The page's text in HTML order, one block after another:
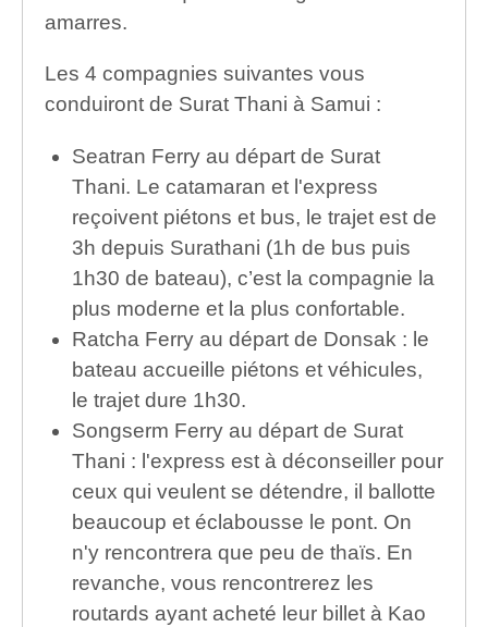
amarres.
Les 4 compagnies suivantes vous
conduiront de Surat Thani à Samui :
Seatran Ferry au départ de Surat
Thani. Le catamaran et l'express
reçoivent piétons et bus, le trajet est de
3h depuis Surathani (1h de bus puis
1h30 de bateau), c’est la compagnie la
plus moderne et la plus confortable.
Ratcha Ferry au départ de Donsak : le
bateau accueille piétons et véhicules,
le trajet dure 1h30.
Songserm Ferry au départ de Surat
Thani : l'express est à déconseiller pour
ceux qui veulent se détendre, il ballotte
beaucoup et éclabousse le pont. On
n'y rencontrera que peu de thaïs. En
revanche, vous rencontrerez les
routards ayant acheté leur billet à Kao